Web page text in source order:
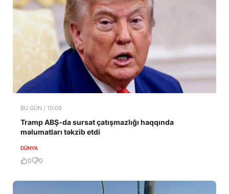
BU GÜN / 10:09
Tramp ABŞ-da sursat çatışmazlığı haqqında
məlumatları təkzib etdi
DÜNYA
0 0